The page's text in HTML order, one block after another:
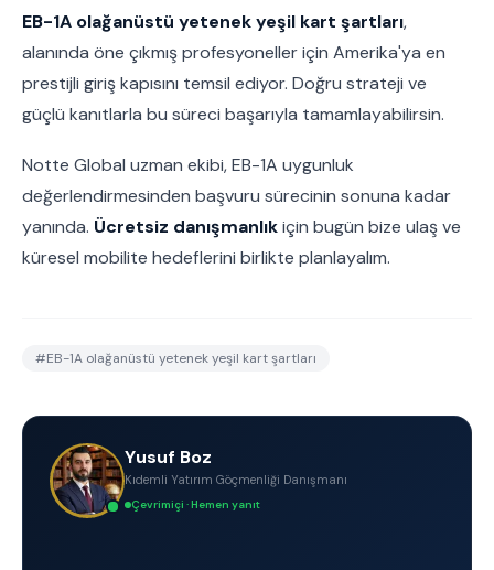
EB-1A olağanüstü yetenek yeşil kart şartları,
alanında öne çıkmış profesyoneller için Amerika'ya en
prestijli giriş kapısını temsil ediyor. Doğru strateji ve
güçlü kanıtlarla bu süreci başarıyla tamamlayabilirsin.
Notte Global uzman ekibi, EB-1A uygunluk
değerlendirmesinden başvuru sürecinin sonuna kadar
yanında. Ücretsiz danışmanlıkiçin bugün bize ulaş ve
küresel mobilite hedeflerini birlikte planlayalım.
#EB-1A olağanüstü yetenek yeşil kart şartları
Yusuf Boz
Kıdemli Yatırım Göçmenliği Danışmanı
Çevrimiçi · Hemen yanıt